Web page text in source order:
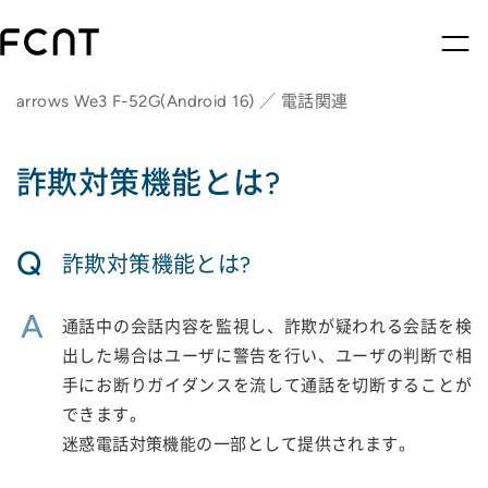
arrows We3 F-52G(Android 16) ／ 電話関連
詐欺対策機能とは?
Q 詐欺対策機能とは?
A
通話中の会話内容を監視し、詐欺が疑われる会話を検
出した場合はユーザに警告を行い、ユーザの判断で相
手にお断りガイダンスを流して通話を切断することが
できます。
迷惑電話対策機能の一部として提供されます。